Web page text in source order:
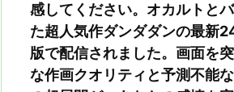
感してください。オカルトと
た超人気作ダンダダンの最新
版で配信されました。画面を
な作画クオリティと予測不能